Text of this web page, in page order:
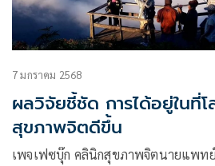
7 มกราคม 2568
ผลวิจัยชี้ชัด การได้อยู่ในที่
สุขภาพจิตดีขึ้น
เพจเฟซบุ๊ก คลินิกสุขภาพจิตนายแพท